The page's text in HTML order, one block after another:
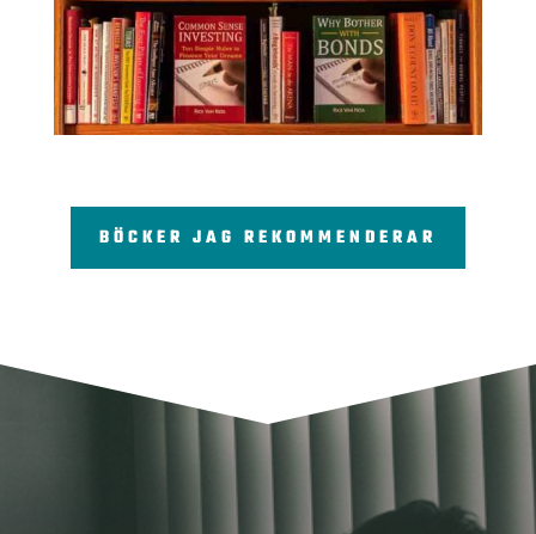
BÖCKER JAG REKOMMENDERAR